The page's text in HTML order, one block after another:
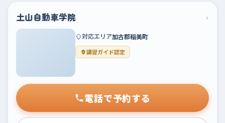
土山自動車学院 ›
対応エリア加古郡稲美町
講習ガイド認定
電話で予約する